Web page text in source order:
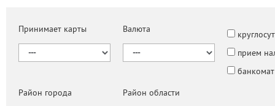
Принимает карты Валюта
прием
Район города
Район области